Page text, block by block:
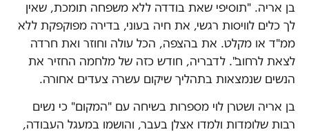
בן אריה. "תוסיפי שאת בודדה ללא משפחה תומכת, שאין
לך כלים לוויסות רגשי, את חיה בעוני, בדירה מפוקפקת ללא
ממ"ד או מקלט. את בהצפה, הכל עולה וחוזר ואת חרדה
לצאת לרחוב". לדבריה, חודש כזה של מלחמה החזיר את
הנשים שנמצאות בתהליך שיקום עשרה צעדים אחורה.
בן אריה ושטרן לוי מספרות בשיחה עם "המקום" כי נשים
רבות שלומדות ולמדו אצלן בעבר, והושמו במעגל העבודה,